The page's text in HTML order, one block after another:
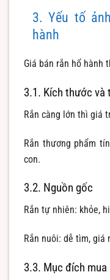
3. Yếu tố
hành
Giá bán rắn hổ hành
3.1. Kích thước và
Rắn càng lớn thì giá
Rắn thương phẩm
con.
3.2. Nguồn gốc
Rắn tự nhiên: khỏe,
Rắn nuôi: dễ tìm, giá
3.3. Mục đích mua